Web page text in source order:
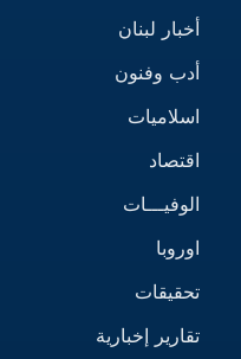
أخبار لبنان
أدب وفنون
اسلاميات
اقتصاد
الوفيـــات
اوروبا
تحقيقات
تقارير إخبارية